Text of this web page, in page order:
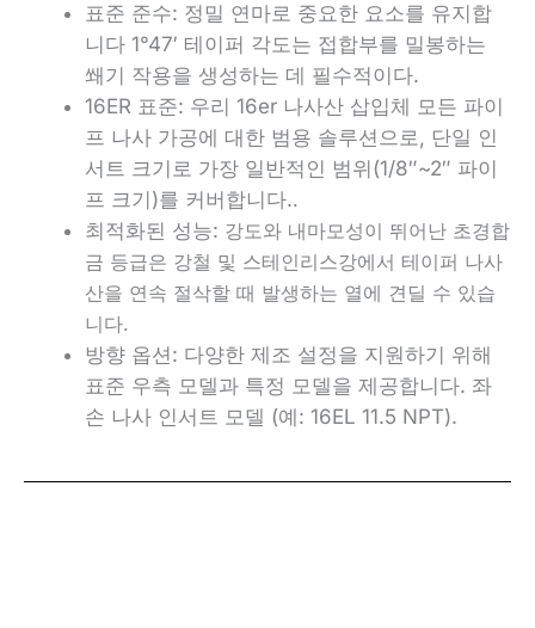
표준 준수: 정밀 연마로 중요한 요소를 유지합
니다 1°47′ 테이퍼 각도는 접합부를 밀봉하는
쐐기 작용을 생성하는 데 필수적이다.
16ER 표준: 우리 16er 나사산 삽입체 모든 파이
프 나사 가공에 대한 범용 솔루션으로, 단일 인
서트 크기로 가장 일반적인 범위(1/8″~2″ 파이
프 크기)를 커버합니다..
최적화된 성능: 강도와 내마모성이 뛰어난 초경합
금 등급은 강철 및 스테인리스강에서 테이퍼 나사
산을 연속 절삭할 때 발생하는 열에 견딜 수 있습
니다.
방향 옵션: 다양한 제조 설정을 지원하기 위해
표준 우측 모델과 특정 모델을 제공합니다. 좌
손 나사 인서트 모델 (예: 16EL 11.5 NPT).